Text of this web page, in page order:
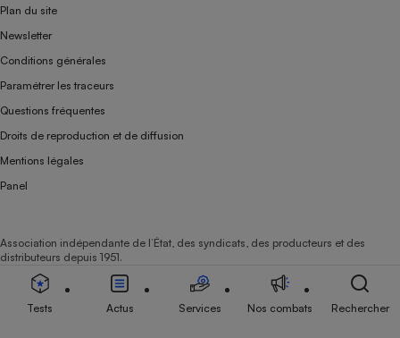
Plan du site
Newsletter
Conditions générales
Paramétrer les traceurs
Questions fréquentes
Droits de reproduction et de diffusion
Mentions légales
Panel
Association indépendante de l’État, des syndicats, des producteurs et des
distributeurs depuis 1951.
Tests Actus Services Nos combats Rechercher